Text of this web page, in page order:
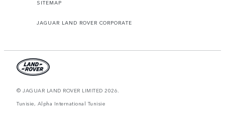
SITEMAP
JAGUAR LAND ROVER CORPORATE
© JAGUAR LAND ROVER LIMITED 2026.
Tunisie, Alpha International Tunisie